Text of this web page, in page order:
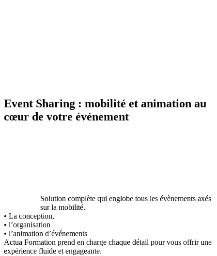
Event Sharing : mobilité et animation au
cœur de votre événement
Solution complète qui englobe tous les évènements axés
sur la mobilité.
• La conception,
• l’organisation
• l’animation d’événements
Actua Formation prend en charge chaque détail pour vous offrir une
expérience fluide et engageante.